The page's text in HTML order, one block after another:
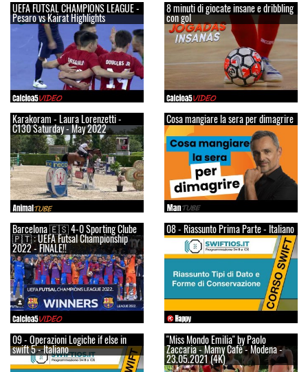
UEFA FUTSAL CHAMPIONS LEAGUE -
Pesaro vs Kairat Highlights
8 minuti di giocate insane e dribbling
con gol
Karakoram - Laura Lorenzetti -
C130 Saturday - May 2022
Cosa mangiare la sera per dimagrire
Barcelona 🇪🇸 4-0 Sporting Clube
🇵🇹 : UEFA Futsal Championship
2022 - FINALE!!
08 - Riassunto Prima Parte - Italiano
09 - Operazioni Logiche if else in
swift 5 - Italiano
"Miss Mondo Emilia" by Paolo
Zaccaria - Mamy Cafè - Modena -
23.05.2021 (4K)